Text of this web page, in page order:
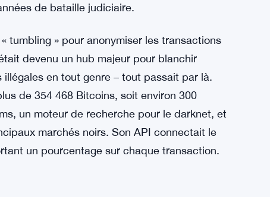
de bataille judiciaire.
tumbling » pour anonymiser les transactions
devenu un hub majeur pour blanchir
en tout genre – tout passait par là.
de 354 468 Bitcoins, soit environ 300
un moteur de recherche pour le darknet, et
marchés noirs. Son API connectait le
un pourcentage sur chaque transaction.